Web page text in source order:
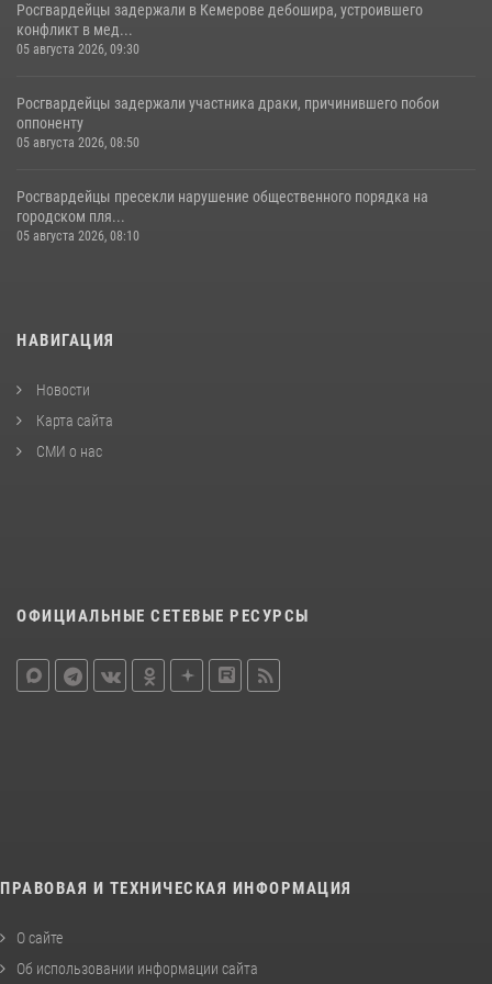
Росгвардейцы задержали в Кемерове дебошира, устроившего
конфликт в мед...
05 августа 2026, 09:30
Росгвардейцы задержали участника драки, причинившего побои
оппоненту
05 августа 2026, 08:50
Росгвардейцы пресекли нарушение общественного порядка на
городском пля...
05 августа 2026, 08:10
НАВИГАЦИЯ
Новости
Карта сайта
СМИ о нас
ОФИЦИАЛЬНЫЕ СЕТЕВЫЕ РЕСУРСЫ
ПРАВОВАЯ И ТЕХНИЧЕСКАЯ ИНФОРМАЦИЯ
О сайте
Об использовании информации сайта